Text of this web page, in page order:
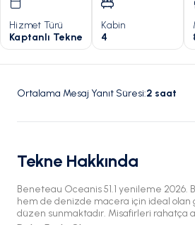
Hizmet Türü
Kaptanlı Tekne
Kabin
4
Ortalama Mesaj Yanıt Süresi:2 saat
Tekne Hakkında
Beneteau Oceanis 51.1 yenileme 2026.
hem de denizde macera için ideal olan
düzen sunmaktadır. Misafirleri rahatça